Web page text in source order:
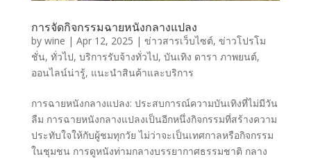
การจัดกิจกรรมฉายหนังกลางแปลง
by wine | Apr 12, 2025 | ข่าวสารเว็บไซต์, ข่าวโปรโม
ชั่น, ทั่วไป, บริการรับจ้างทั่วไป, บันเทิง ดารา ภาพยนต์,
ออนไลน์น่ารู้, แนะนำสินค้าและบริการ
การฉายหนังกลางแปลง: ประสบการณ์ความบันเทิงที่ไม่มีวัน
ลืม การฉายหนังกลางแปลงเป็นอีกหนึ่งกิจกรรมที่สร้างความ
ประทับใจให้กับผู้ชมทุกวัย ไม่ว่าจะเป็นเทศกาลหรือกิจกรรม
ในชุมชน การดูหนังท่ามกลางบรรยากาศธรรมชาติ กลาง